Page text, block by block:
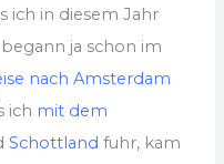
ich in diesem Jahr
ja schon im
nach Amsterdam
ich mit dem
Schottland fuhr, kam